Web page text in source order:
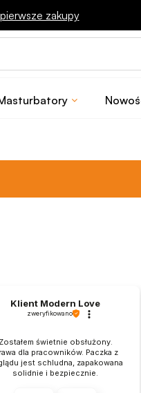
zakupy
Klient Modern Love
zweryfikowano
Zostałem świetnie obsłużony.
dla pracowników. Paczka z
jest schludna, zapakowana
solidnie i bezpiecznie.